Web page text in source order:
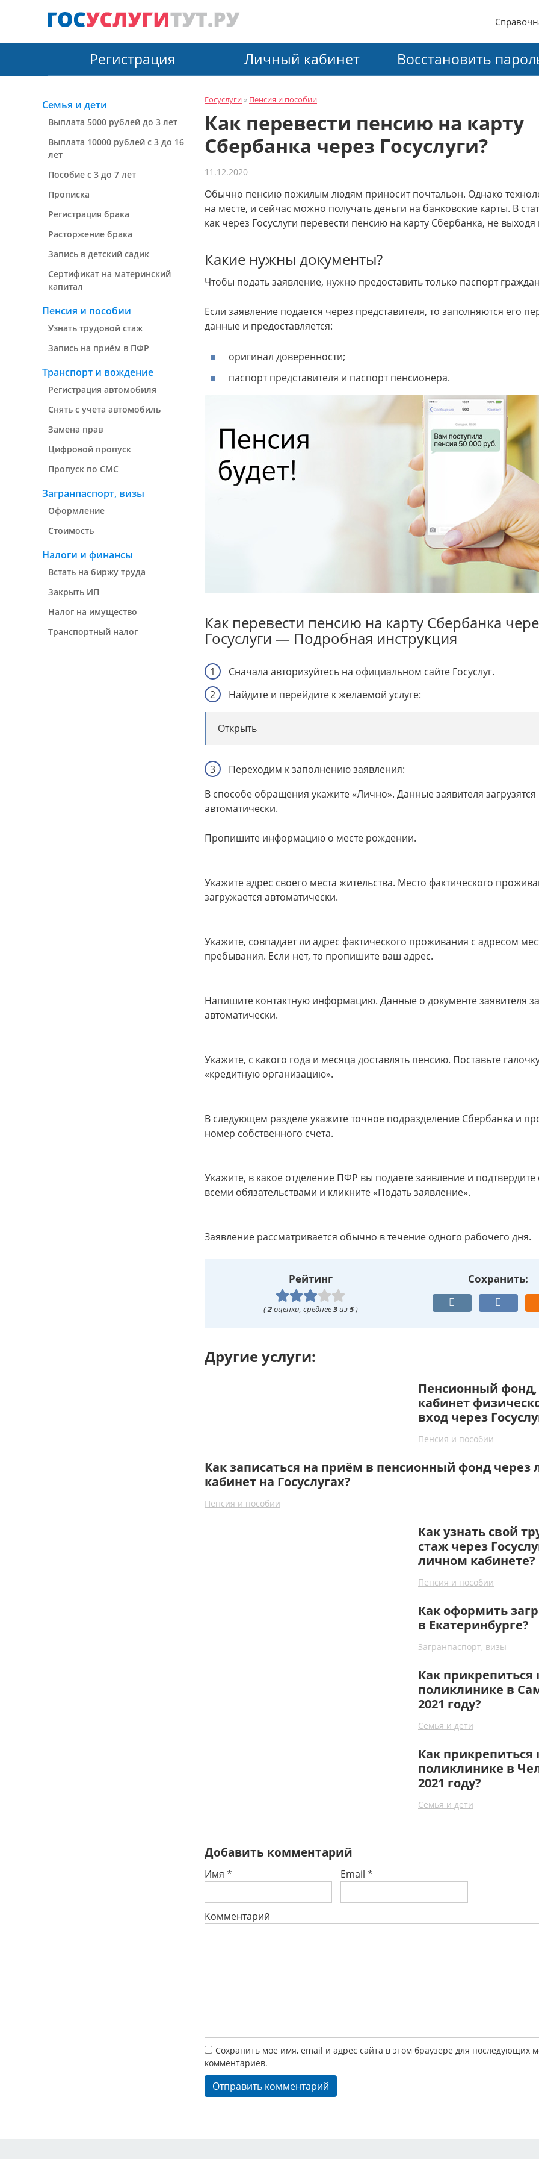
Регистрация Личный кабинет Восстановить
Семья и дети
Выплата 5000 рублей до 3 лет
Выплата 10000 рублей с 3 до 16
лет
Пособие с 3 до 7 лет
Прописка
Регистрация брака
Расторжение брака
Запись в детский садик
Сертификат на материнский
капитал
Пенсия и пособии
Узнать трудовой стаж
Запись на приём в ПФР
Транспорт и вождение
Регистрация автомобиля
Снять с учета автомобиль
Замена прав
Цифровой пропуск
Пропуск по СМС
Загранпаспорт, визы
Оформление
Стоимость
Налоги и финансы
Встать на биржу труда
Закрыть ИП
Налог на имущество
Транспортный налог
Госуслуги » Пенсия и пособии
Как перевести пенсию на карту
Сбербанка через Госуслуги?
11.12.2020
Обычно пенсию пожилым людям приносит почтальон. Однако
на месте, и сейчас можно получать деньги на банковские карты. В
как через Госуслуги перевести пенсию на карту Сбербанка, не
Какие нужны документы?
Чтобы подать заявление, нужно предоставить только паспорт
Если заявление подается через представителя, то заполняются его
данные и предоставляется:
оригинал доверенности;
паспорт представителя и паспорт пенсионера.
Как перевести пенсию на карту Сбербанка
Госуслуги — Подробная инструкция
Сначала авторизуйтесь на официальном сайте Госуслуг.
Найдите и перейдите к желаемой услуге:
Открыть
Переходим к заполнению заявления:
В способе обращения укажите «Лично». Данные заявителя загрузятся
автоматически.
Пропишите информацию о месте рождении.
Укажите адрес своего места жительства. Место фактического
загружается автоматически.
Укажите, совпадает ли адрес фактического проживания с адресом
пребывания. Если нет, то пропишите ваш адрес.
Напишите контактную информацию. Данные о документе заявителя
автоматически.
Укажите, с какого года и месяца доставлять пенсию. Поставьте
«кредитную организацию».
В следующем разделе укажите точное подразделение Сбербанка и
номер собственного счета.
Укажите, в какое отделение ПФР вы подаете заявление и подтвердите
всеми обязательствами и кликните «Подать заявление».
Заявление рассматривается обычно в течение одного рабочего дня.
Рейтинг
(2оценки, среднее3из5)
Сохранить:
Другие услуги:
Пенсионный
кабинет
вход через
Пенсия и пособии
Как записаться на приём в пенсионный фонд через
кабинет на Госуслугах?
Пенсия и пособии
Как узнать свой
стаж через
личном кабинете?
Пенсия и пособии
Как оформить
в Екатеринбурге?
Загранпаспорт, визы
Как прикрепиться
поликлинике в
2021 году?
Семья и дети
Как прикрепиться
поликлинике в
2021 году?
Семья и дети
Добавить комментарий
Имя * Email *
Комментарий
Сохранить моё имя, email и адрес сайта в этом браузере для последующих
комментариев.